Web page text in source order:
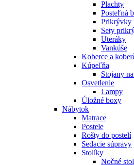
Plachty
Posteľná
Prikrývky
Sety
Uteráky
Vankúše
Koberce a
Kúpeľňa
Stojany
Osvetlenie
Lampy
Úložné boxy
Nábytok
Matrace
Postele
Rošty do postelí
Sedacie súpravy
Stolíky
Nočné